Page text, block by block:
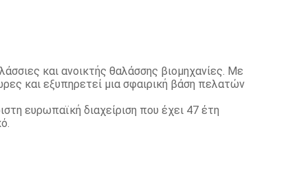
και ανοικτής θαλάσσης βιομηχανίες. Με
και εξυπηρετεί μια σφαιρική βάση πελατών
ευρωπαϊκή διαχείριση που έχει 47 έτη